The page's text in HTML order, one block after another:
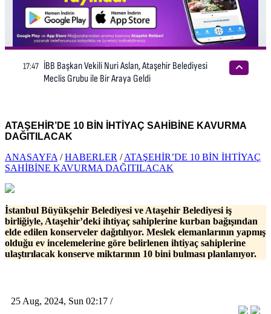
ATAŞEHİR’DE 10 BİN İHTİYAÇ SAHİBİNE KAVURMA
DAĞITILACAK
ANASAYFA /HABERLER /ATAŞEHİR’DE 10 BİN İHTİYAÇ
SAHİBİNE KAVURMA DAĞITILACAK
İstanbul Büyükşehir Belediyesi ve Ataşehir Belediyesi iş
birliğiyle, Ataşehir’deki ihtiyaç sahiplerine kurban bağışından
elde edilen konserveler dağıtılıyor. Meslek elemanlarının yapmış
olduğu ev incelemelerine göre belirlenen ihtiyaç sahiplerine
ulaştırılacak konserve miktarının 10 bini bulması planlanıyor.
25 Aug, 2024, Sun 02:17 /